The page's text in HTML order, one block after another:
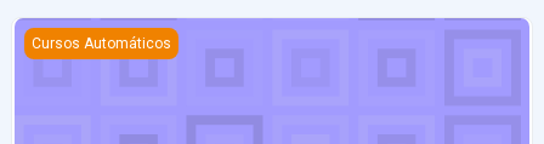
24-I Creación de recursos digitales con SCORM
Cursos Automáticos